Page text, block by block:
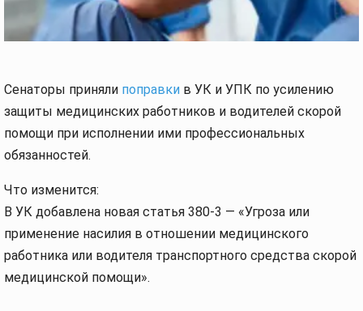
Сенаторы приняли поправки в УК и УПК по усилению
защиты медицинских работников и водителей скорой
помощи при исполнении ими профессиональных
обязанностей.
Что изменится:
В УК добавлена новая статья 380-3 — «Угроза или
применение насилия в отношении медицинского
работника или водителя транспортного средства скорой
медицинской помощи».